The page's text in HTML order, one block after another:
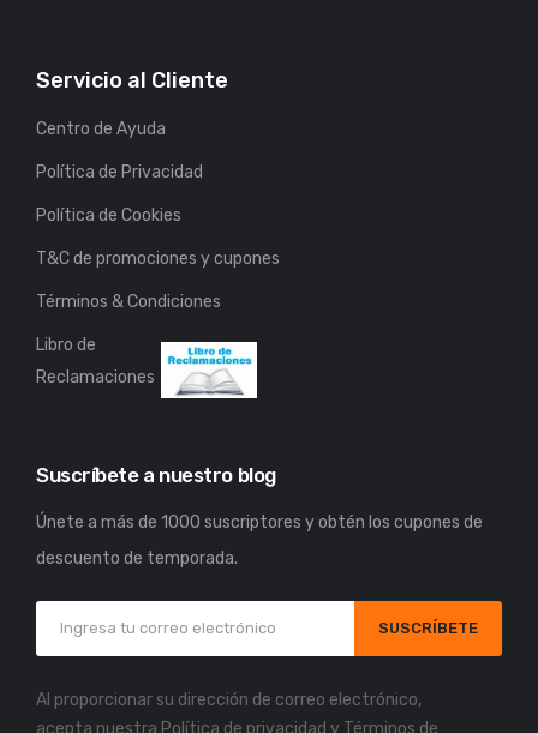
Servicio al Cliente
Centro de Ayuda
Política de Privacidad
Política de Cookies
T&C de promociones y cupones
Términos & Condiciones
Libro de
Reclamaciones
Suscríbete a nuestro blog
Únete a más de 1000 suscriptores y obtén los cupones de
descuento de temporada.
SUSCRÍBETE
Al proporcionar su dirección de correo electrónico,
acepta nuestra Política de privacidad y Términos de